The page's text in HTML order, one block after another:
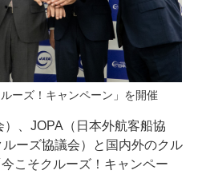
ーズ！キャンペーン」を開催
、JOPA（日本外航客船協
ーズ協議会）と国内外のクル
こそクルーズ！キャンペー